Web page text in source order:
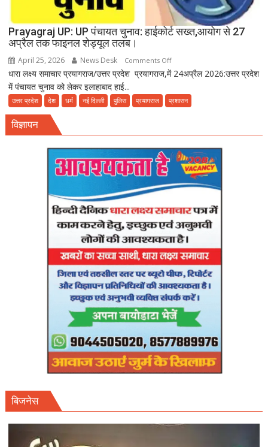
Prayagraj UP: UP पंचायत चुनाव: हाईकोर्ट सख्त,आयोग से 27
अप्रैल तक फाइनल शेड्यूल तलब।
April 25, 2026 News Desk Comments Offon
Prayagraj
UP
सख्त,आयोग
अप्रैल
फाइनल
शेड्यूल
तलब।
धारा लक्ष्य समाचार प्रयागराज/उत्तर प्रदेश प्रयागराज,में 24अप्रैल 2026:उत्तर प्रदेश
में पंचायत चुनाव को लेकर इलाहाबाद हाई...
उत्तर प्रदेश देश धर्म नई दिल्ली पुलिस प्रयागराज प्रशासन
विज्ञापन
बिजनेस